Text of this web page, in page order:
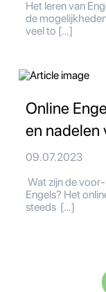
Het leren van
de
veel to […]
Online
en nadelen
09.07.2023
Wat zijn de
Engels? Het
steeds […]